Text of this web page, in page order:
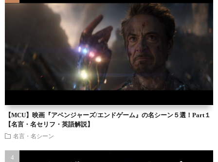
【MCU】映画『アベンジャーズ/エンドゲーム』の名シーン５選！Part１
【名言・名セリフ・英語解説】
名言・名シーン